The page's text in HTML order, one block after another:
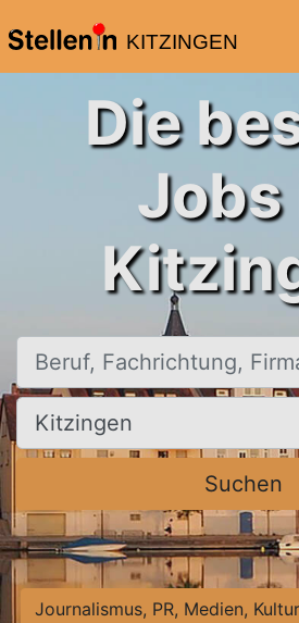
KITZINGEN
Die
Jobs
Beruf, Fachrichtung, Firma
Ort, Stadt
Suchen
Journalismus, PR, Medien, Kultur